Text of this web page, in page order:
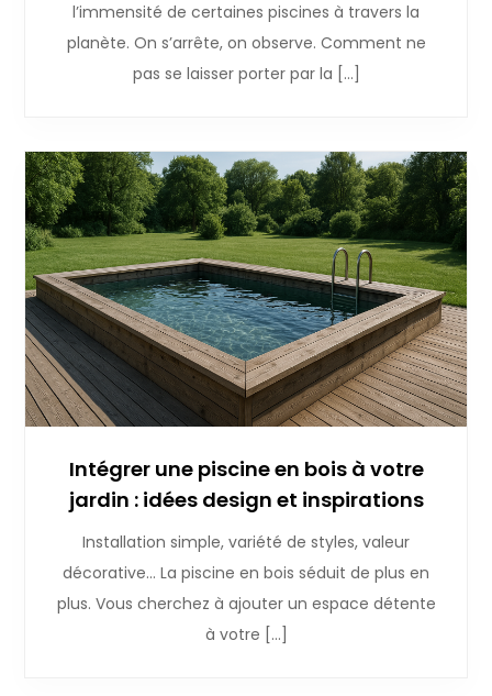
l’immensité de certaines piscines à travers la
planète. On s’arrête, on observe. Comment ne
pas se laisser porter par la […]
Intégrer une piscine en bois à votre
jardin : idées design et inspirations
Installation simple, variété de styles, valeur
décorative… La piscine en bois séduit de plus en
plus. Vous cherchez à ajouter un espace détente
à votre […]